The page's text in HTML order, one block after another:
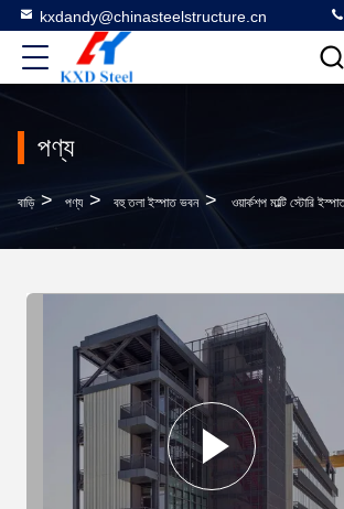
kxdandy@chinasteelstructure.cn
পণ্য
বাড়ি > পণ্য > বহু তলা ইস্পাত ভবন > ওয়ার্কশপ মাল্টি স্টোরি ইস্পাত বিল্ডিং ইস্পাত কাঠামো বিল্ডিং